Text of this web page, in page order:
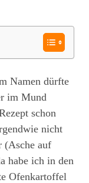
Namen dürfte
im Mund
schon
nicht
(Asche auf
habe ich in den
Ofenkartoffel